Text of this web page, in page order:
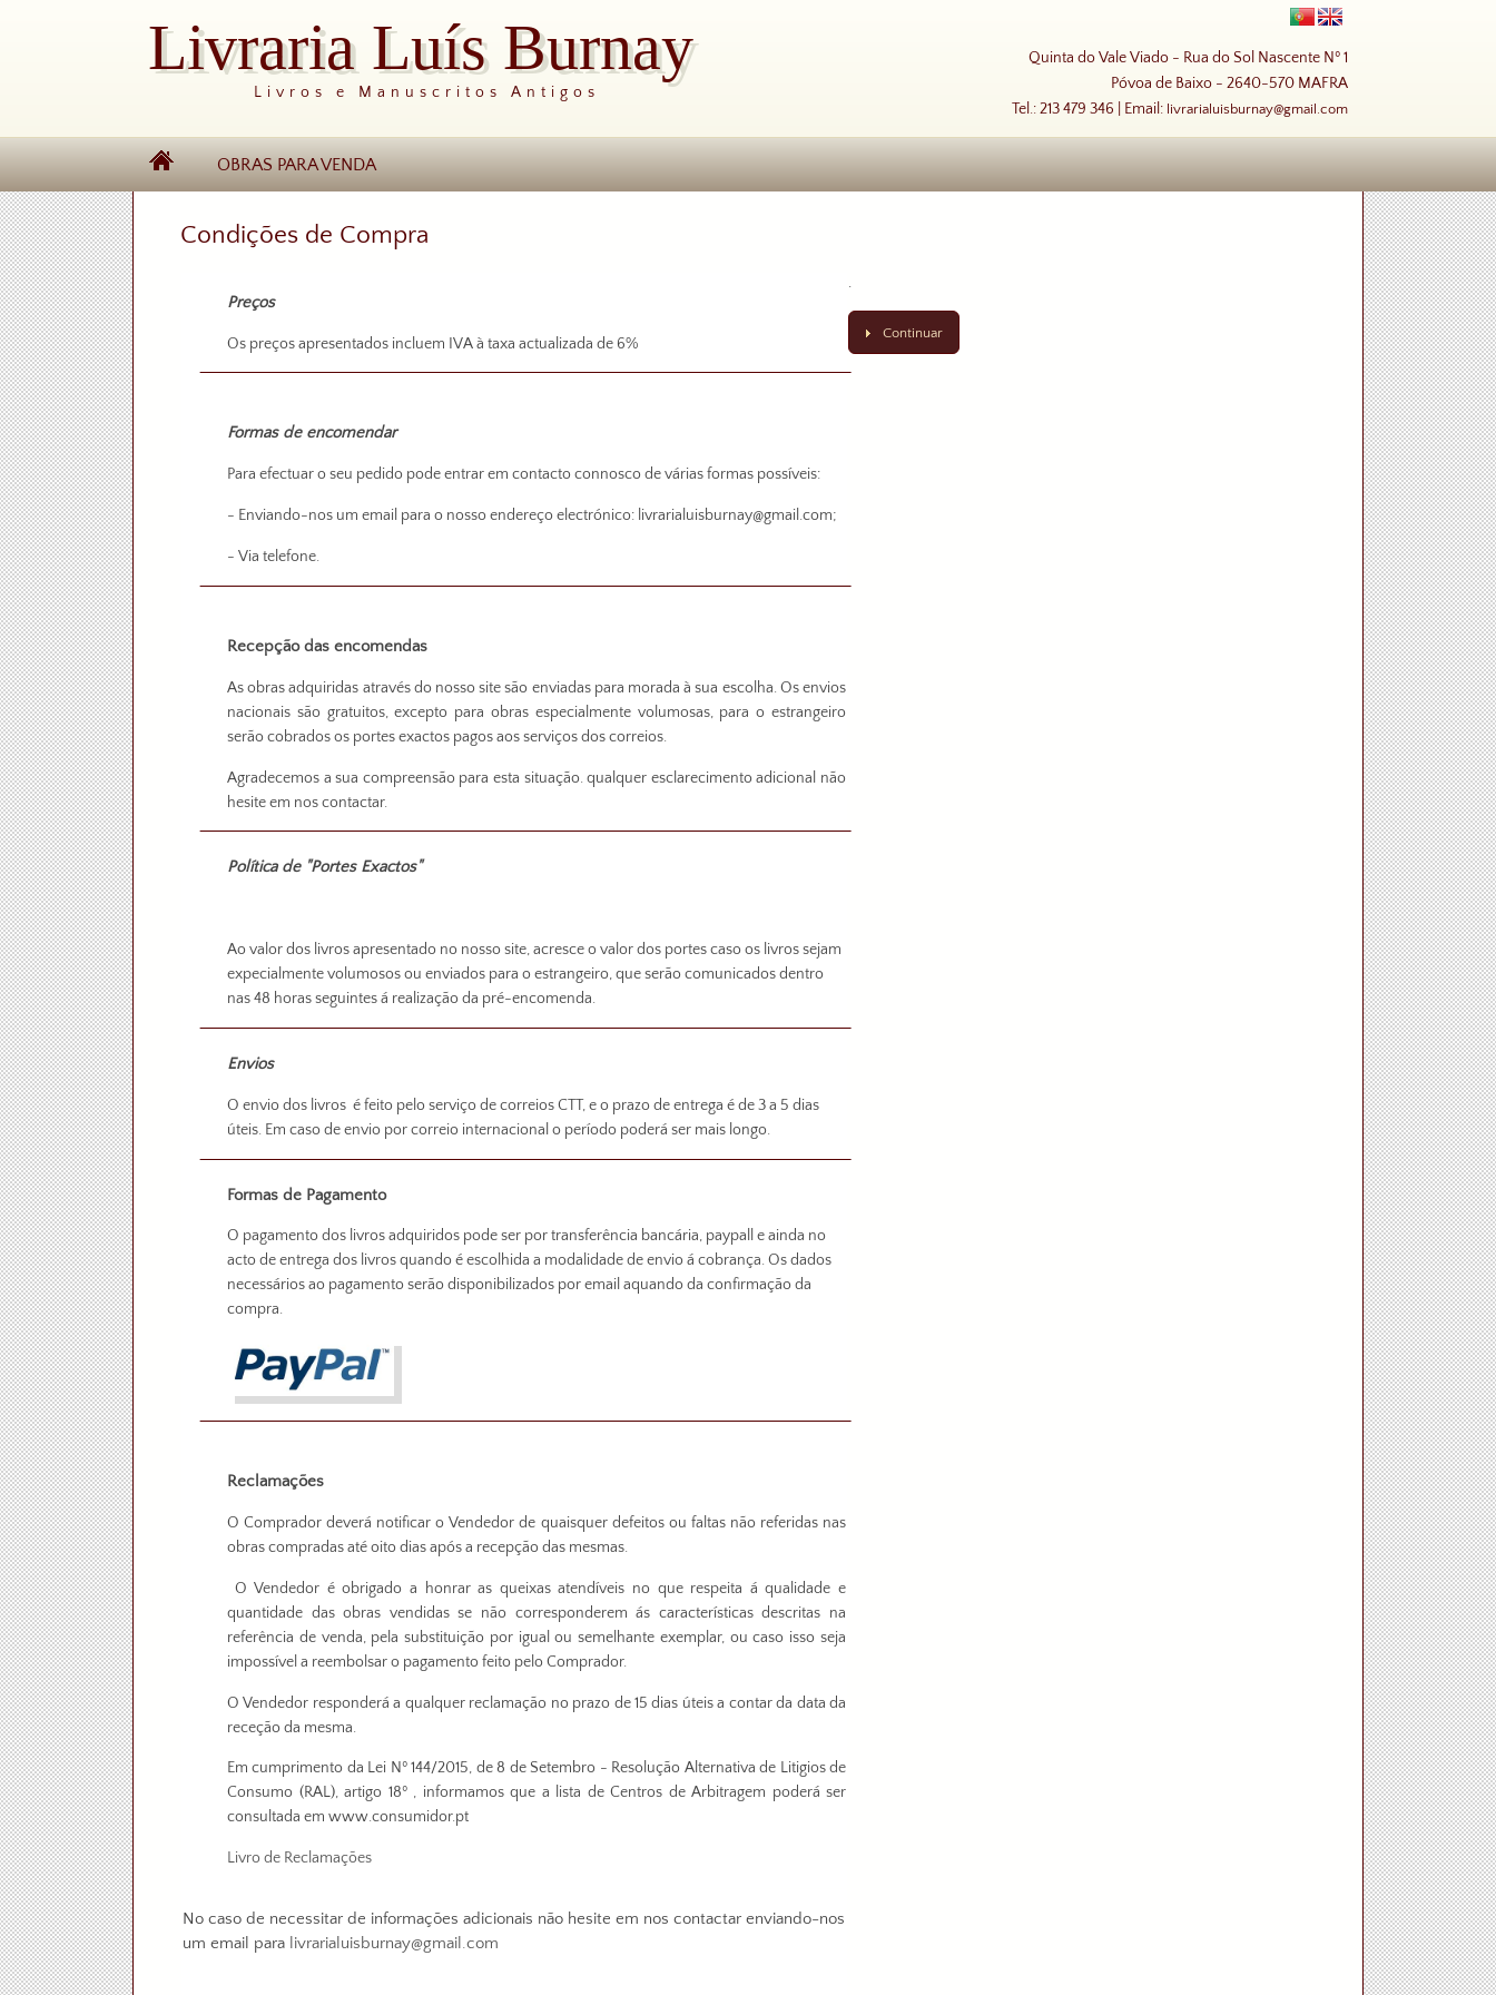
Livraria Luís Burnay
Livros e Manuscritos Antigos
Quinta do Vale Viado - Rua do Sol Nascente Nº 1
Póvoa de Baixo - 2640-570 MAFRA
Tel.: 213 479 346 | Email: livrarialuisburnay@gmail.com
OBRAS PARA VENDA
Condições de Compra
Preços
Os preços apresentados incluem IVA à taxa actualizada de 6%
Formas de encomendar
Para efectuar o seu pedido pode entrar em contacto connosco de várias formas possíveis:
- Enviando-nos um email para o nosso endereço electrónico: livrarialuisburnay@gmail.com;
- Via telefone.
Recepção das encomendas
As obras adquiridas através do nosso site são enviadas para morada à sua escolha. Os envios
nacionais são gratuitos, excepto para obras especialmente volumosas, para o estrangeiro
serão cobrados os portes exactos pagos aos serviços dos correios.
Agradecemos a sua compreensão para esta situação. qualquer esclarecimento adicional não
hesite em nos contactar.
Política de "Portes Exactos"
Ao valor dos livros apresentado no nosso site, acresce o valor dos portes caso os livros sejam
expecialmente volumosos ou enviados para o estrangeiro, que serão comunicados dentro
nas 48 horas seguintes á realização da pré-encomenda.
Envios
O envio dos livros é feito pelo serviço de correios CTT, e o prazo de entrega é de 3 a 5 dias
úteis. Em caso de envio por correio internacional o período poderá ser mais longo.
Formas de Pagamento
O pagamento dos livros adquiridos pode ser por transferência bancária, paypall e ainda no
acto de entrega dos livros quando é escolhida a modalidade de envio á cobrança. Os dados
necessários ao pagamento serão disponibilizados por email aquando da confirmação da
compra.
Reclamações
O Comprador deverá notificar o Vendedor de quaisquer defeitos ou faltas não referidas nas
obras compradas até oito dias após a recepção das mesmas.
O Vendedor é obrigado a honrar as queixas atendíveis no que respeita á qualidade e
quantidade das obras vendidas se não corresponderem ás características descritas na
referência de venda, pela substituição por igual ou semelhante exemplar, ou caso isso seja
impossível a reembolsar o pagamento feito pelo Comprador.
O Vendedor responderá a qualquer reclamação no prazo de 15 dias úteis a contar da data da
receção da mesma.
Em cumprimento da Lei Nº 144/2015, de 8 de Setembro - Resolução Alternativa de Litigios de
Consumo (RAL), artigo 18º , informamos que a lista de Centros de Arbitragem poderá ser
consultada em www.consumidor.pt
Livro de Reclamações
No caso de necessitar de informações adicionais não hesite em nos contactar enviando-nos
um email para livrarialuisburnay@gmail.com
.
Continuar